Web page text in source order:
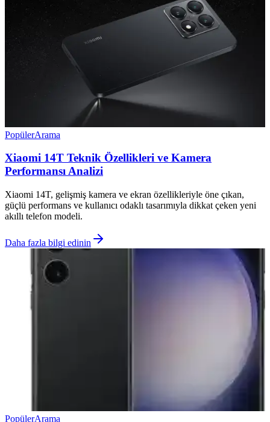
PopülerArama
Xiaomi 14T Teknik Özellikleri ve Kamera
Performansı Analizi
Xiaomi 14T, gelişmiş kamera ve ekran özellikleriyle öne çıkan,
güçlü performans ve kullanıcı odaklı tasarımıyla dikkat çeken yeni
akıllı telefon modeli.
Daha fazla bilgi edinin
PopülerArama